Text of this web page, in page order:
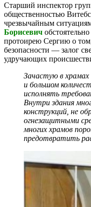
Старший инспектор
общественностью
чрезвычайным
Борисевич обстоятельно
протоирею Сергию о
безопасности — залог
удручающих
Зачастую в храмах
и большом
исполнять
Внутри здания
конструкций, не
огнезащитными
многих храмов
предотвратить